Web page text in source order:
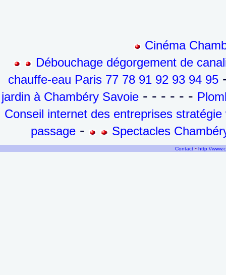
Cinéma
Débouchage dégorgement de
chauffe-eau Paris 77 78 91 92 93 94 95
jardin à Chambéry Savoie - - - - - -
Conseil internet des entreprises stratégie
passage - Spectacles
Contact - http://